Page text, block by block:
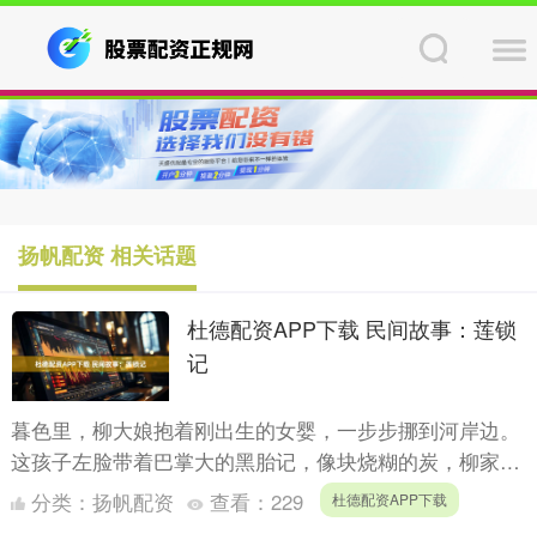
扬帆配资 相关话题
杜德配资APP下载 民间故事：莲锁
记
暮色里，柳大娘抱着刚出生的女婴，一步步挪到河岸边。
这孩子左脸带着巴掌大的黑胎记，像块烧糊的炭，柳家老
爷见了，一口咬定是不祥之兆，只瞥了一眼，就催着下人
把孩子丢了....
分类： 扬帆配资 查看： 229 杜德配资APP下载